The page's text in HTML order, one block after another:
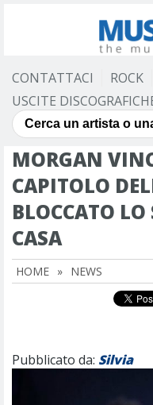
CONTATTACI ROCK
USCITE
MORGAN
CAPITOLO
BLOCCATO
CASA
HOME » NEWS
Pubblicato da: Silvia